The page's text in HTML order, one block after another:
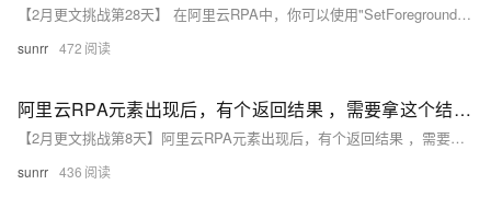
【2月更文挑战第28天】 在阿里云RPA中，你可以使用"SetForegroundWindow"函数来将SAP控件置顶
sunrr 472
阿里云RPA元素出现后，有个返回结果 ，需要拿这个结果再去做判断吗？这个判断的操作 如何 处理
【2月更文挑战第8天】阿里云RPA元素出现后，有个返回结果 ，需要拿这个结果再去做判断吗？这个判断的操作 如何 处理
sunrr 436